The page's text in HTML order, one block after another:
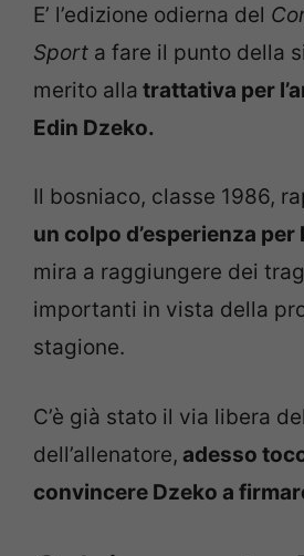
E’ l’edizione odierna del
Sport a fare il punto della
merito alla trattativa per
Edin Dzeko.
Il bosniaco, classe 1986,
un colpo d’esperienza per
mira a raggiungere dei
importanti in vista della
stagione.
C’è già stato il via libera
dell’allenatore, adesso
convincere Dzeko a